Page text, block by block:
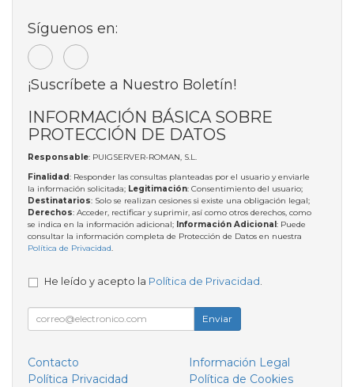
Síguenos en:
¡Suscríbete a Nuestro Boletín!
INFORMACIÓN BÁSICA SOBRE
PROTECCIÓN DE DATOS
Responsable: PUIGSERVER-ROMAN, S.L.
Finalidad: Responder las consultas planteadas por el usuario y enviarle
la información solicitada; Legitimación: Consentimiento del usuario;
Destinatarios: Solo se realizan cesiones si existe una obligación legal;
Derechos: Acceder, rectificar y suprimir, así como otros derechos, como
se indica en la información adicional; Información Adicional: Puede
consultar la información completa de Protección de Datos en nuestra
Política de Privacidad.
He leído y acepto la Política de Privacidad
Enviar
Contacto
Información Legal
Política Privacidad
Política de Cookies